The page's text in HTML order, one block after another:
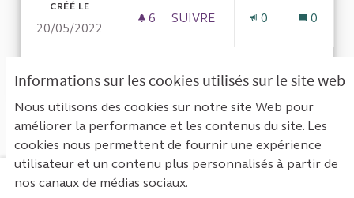
Informations sur les cookies utilisés sur le site web
Nous utilisons des cookies sur notre site Web pour
améliorer la performance et les contenus du site. Les
cookies nous permettent de fournir une expérience
utilisateur et un contenu plus personnalisés à partir de
nos canaux de médias sociaux.
CRÉÉ LE
20/05/2022
6 6 ABONNÉS
SUIVRE
0 0
VOIR LA PROPOSITION
Voir toutes les propositions retirées
Mentions légales